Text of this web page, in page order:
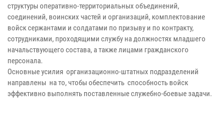
структуры оперативно-территориальных объединений,
соединений, воинских частей и организаций, комплектование
войск сержантами и солдатами по призыву и по контракту,
сотрудниками, проходящими службу на должностях младшего
начальствующего состава, а также лицами гражданского
персонала.
Основные усилия организационно-штатных подразделений
направлены на то, чтобы обеспечить способность войск
эффективно выполнять поставленные служебно-боевые задачи.